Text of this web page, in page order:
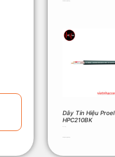
Dây Tín Hiệu Proel
HPC210BK